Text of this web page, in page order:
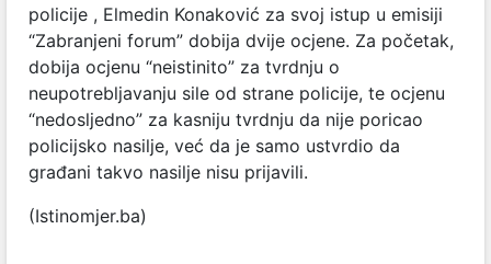
policije , Elmedin Konaković za svoj istup u emisiji
“Zabranjeni forum” dobija dvije ocjene. Za početak,
dobija ocjenu “neistinito” za tvrdnju o
neupotrebljavanju sile od strane policije, te ocjenu
“nedosljedno” za kasniju tvrdnju da nije poricao
policijsko nasilje, već da je samo ustvrdio da
građani takvo nasilje nisu prijavili.
(Istinomjer.ba)